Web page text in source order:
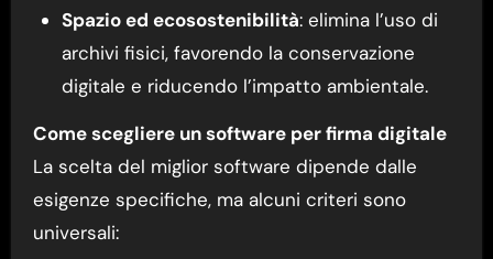
Spazio ed ecosostenibilità: elimina l’uso di
archivi fisici, favorendo la conservazione
digitale e riducendo l’impatto ambientale.
Come scegliere un software per firma digitale
La scelta del miglior software dipende dalle
esigenze specifiche, ma alcuni criteri sono
universali: